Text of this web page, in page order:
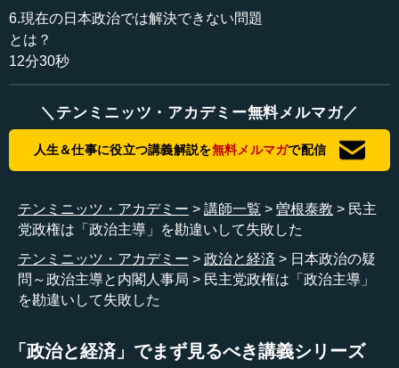
日本に特徴的なのは、野党側が選挙制度改革を言い出さ
ないということです。政権交代は責任政治を意味します
が、日本では長い間、一党優位制ともいえる、自民党の単
独政権時代が続きました。しかし、選挙制度改革以降は全
て連立政権です。民主党が政権を取った時も連立でした。
現在の自民党政権も連立政権です。連立が通常状態になり
ました。
派閥の影響も、今は昔ほどありません。派閥で総裁を決
かからなくなりました。昔は、今のように2000万円ほどで
当選することはあり得ず、自民党同士の競争で億単位のお
金が使われていました。
さらに、選挙の際には公認が非常に重要になりました。
当選したら、自民党にくら替えすることもよく行われてい
6.現在の日本政治では解決できない問題
とは？
12分30秒
＼テンミニッツ・アカデミー無料メルマガ／
人生＆仕事に役立つ講義解説を無料メルマガで配信
テンミニッツ・アカデミー 講師一覧 曽根泰教
民主
党政権は「政治主導」を勘違いして失敗した
テンミニッツ・アカデミー
政治と経済
日本政治の疑
問～政治主導と内閣人事局
民主党政権は「政治主導」
を勘違いして失敗した
「政治と経済」でまず見るべき講義シリーズ